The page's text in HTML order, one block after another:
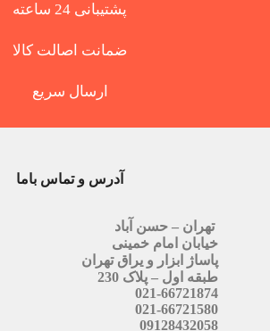
پشتیبانی 24 ساعته
ضمانت اصالت کالا
ارسال سریع
آدرس و تماس باما
تهران – حسن آباد
خیابان امام خمینی
پاساژ ابزار و یراق تهران
طبقه اول – پلاک 230
021-66721874
021-66721580
09128432058